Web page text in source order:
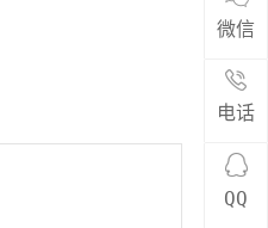
微信
电话
QQ